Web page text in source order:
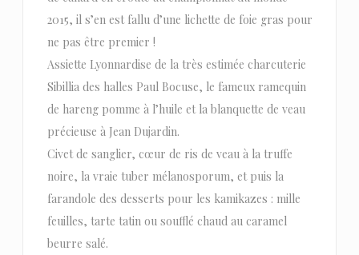
2015, il s’en est fallu d’une lichette de foie gras pour
ne pas être premier !
Assiette Lyonnardise de la très estimée charcuterie
Sibillia des halles Paul Bocuse, le fameux ramequin
de hareng pomme à l’huile et la blanquette de veau
précieuse à Jean Dujardin.
Civet de sanglier, cœur de ris de veau à la truffe
noire, la vraie tuber mélanosporum, et puis la
farandole des desserts pour les kamikazes : mille
feuilles, tarte tatin ou soufflé chaud au caramel
beurre salé.